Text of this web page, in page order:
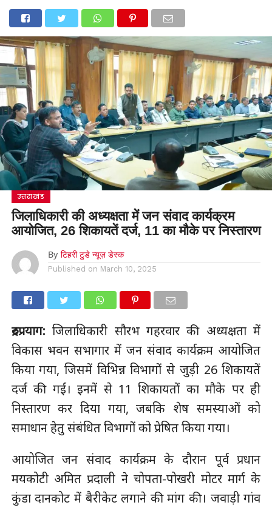
उत्तराखंड
जिलाधिकारी की अध्यक्षता में जन संवाद कार्यक्रम
आयोजित, 26 शिकायतें दर्ज, 11 का मौके पर निस्तारण
By टिहरी टुडे न्यूज़ डेस्क
Published on March 10, 2025
रुद्रप्रयाग: जिलाधिकारी सौरभ गहरवार की अध्यक्षता में
विकास भवन सभागार में जन संवाद कार्यक्रम आयोजित
किया गया, जिसमें विभिन्न विभागों से जुड़ी 26 शिकायतें
दर्ज की गईं। इनमें से 11 शिकायतों का मौके पर ही
निस्तारण कर दिया गया, जबकि शेष समस्याओं को
समाधान हेतु संबंधित विभागों को प्रेषित किया गया।
आयोजित जन संवाद कार्यक्रम के दौरान पूर्व प्रधान
मयकोटी अमित प्रदाली ने चोपता-पोखरी मोटर मार्ग के
कुंडा दानकोट में बैरीकेट लगाने की मांग की। जवाड़ी गांव